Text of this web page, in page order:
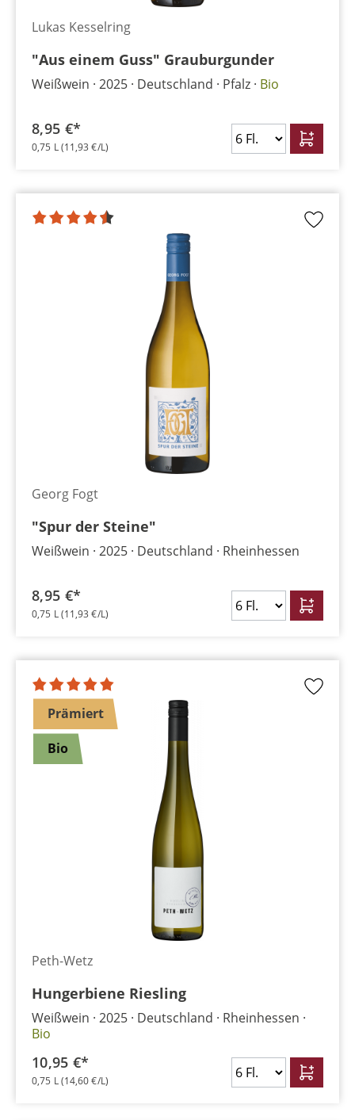
Lukas Kesselring
"Aus einem Guss" Grauburgunder
Weißwein 2025 Deutschland Pfalz Bio
8,95 €*
0,75 L(11,93 €/L)
Georg Fogt
"Spur der Steine"
Weißwein 2025 Deutschland Rheinhessen
8,95 €*
0,75 L(11,93 €/L)
Prämiert
Bio
Peth-Wetz
Hungerbiene Riesling
Weißwein 2025 Deutschland
Rheinhessen
Bio
10,95 €*
0,75 L(14,60 €/L)